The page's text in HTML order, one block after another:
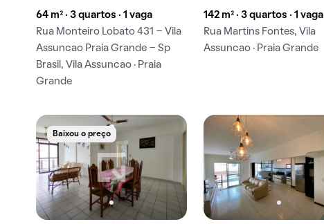
64 m² · 3 quartos · 1 vaga
Rua Monteiro Lobato 431 - Vila
Assuncao Praia Grande - Sp
Brasil, Vila Assuncao · Praia
Grande
142 m² · 3 quartos · 1 vaga
Rua Martins Fontes, Vila
Assuncao · Praia Grande
Baixou o preço